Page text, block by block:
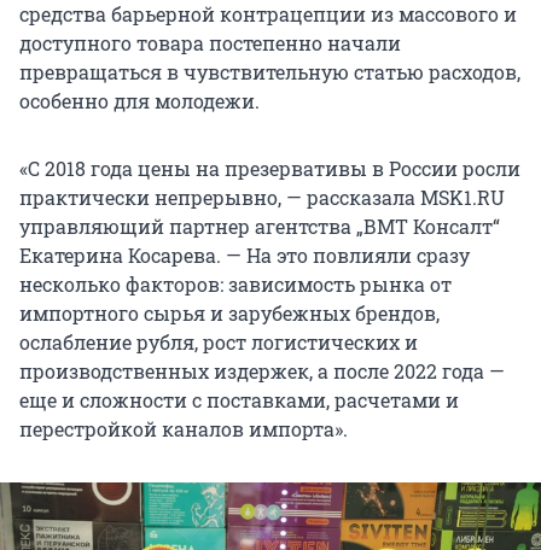
средства барьерной контрацепции из массового и
доступного товара постепенно начали
превращаться в чувствительную статью расходов,
особенно для молодежи.
«С 2018 года цены на презервативы в России росли
практически непрерывно, — рассказала MSK1.RU
управляющий партнер агентства „ВМТ Консалт“
Екатерина Косарева. — На это повлияли сразу
несколько факторов: зависимость рынка от
импортного сырья и зарубежных брендов,
ослабление рубля, рост логистических и
производственных издержек, а после 2022 года —
еще и сложности с поставками, расчетами и
перестройкой каналов импорта».